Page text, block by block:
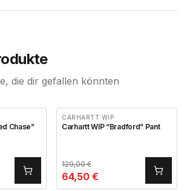
die dir gefallen könnten
Chase”
CARHARTT WIP
Carhartt WIP “Bradford” Pant
129,00€
64,50 €